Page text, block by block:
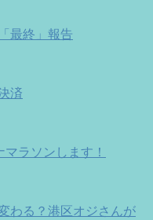
最終」報告
済
ラソンします！
わる？港区オジさんが